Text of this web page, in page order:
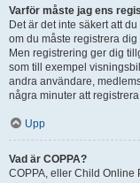
Varför måste jag ens
Det är det inte säkert att
om du måste registrera
Men registrering ger dig
som till exempel
andra användare,
några minuter att
Upp
Vad är COPPA?
COPPA, eller Child Online